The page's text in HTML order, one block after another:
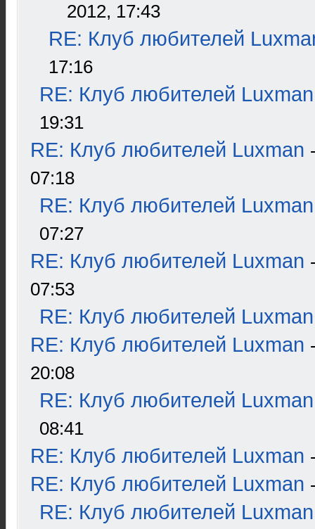
2012, 17:43
RE: Клуб любителей
17:16
RE: Клуб любителей Luxman
19:31
RE: Клуб любителей Luxman
07:18
RE: Клуб любителей Luxman
07:27
RE: Клуб любителей Luxman
07:53
RE: Клуб любителей Luxman
RE: Клуб любителей Luxman
20:08
RE: Клуб любителей Luxman
08:41
RE: Клуб любителей Luxman
RE: Клуб любителей Luxman
RE: Клуб любителей Luxman